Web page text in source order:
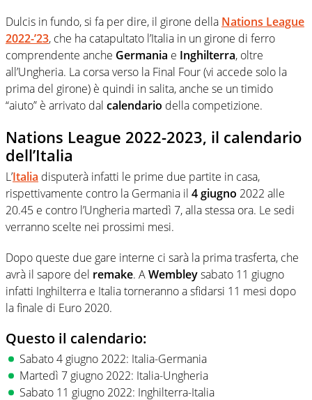
Dulcis in fundo, si fa per dire, il girone della Nations League
2022-’23, che ha catapultato l’Italia in un girone di ferro
comprendente anche Germania e Inghilterra, oltre
all’Ungheria. La corsa verso la Final Four (vi accede solo la
prima del girone) è quindi in salita, anche se un timido
“aiuto” è arrivato dal calendario della competizione.
Nations League 2022-2023, il calendario
dell’Italia
L’Italia disputerà infatti le prime due partite in casa,
rispettivamente contro la Germania il 4 giugno 2022 alle
20.45 e contro l’Ungheria martedì 7, alla stessa ora. Le sedi
verranno scelte nei prossimi mesi.
Dopo queste due gare interne ci sarà la prima trasferta, che
avrà il sapore del remake. AWembleysabato 11 giugno
infatti Inghilterra e Italia torneranno a sfidarsi 11 mesi dopo
la finale di Euro 2020.
Questo il calendario:
Sabato 4 giugno 2022: Italia-Germania
Martedì 7 giugno 2022: Italia-Ungheria
Sabato 11 giugno 2022: Inghilterra-Italia